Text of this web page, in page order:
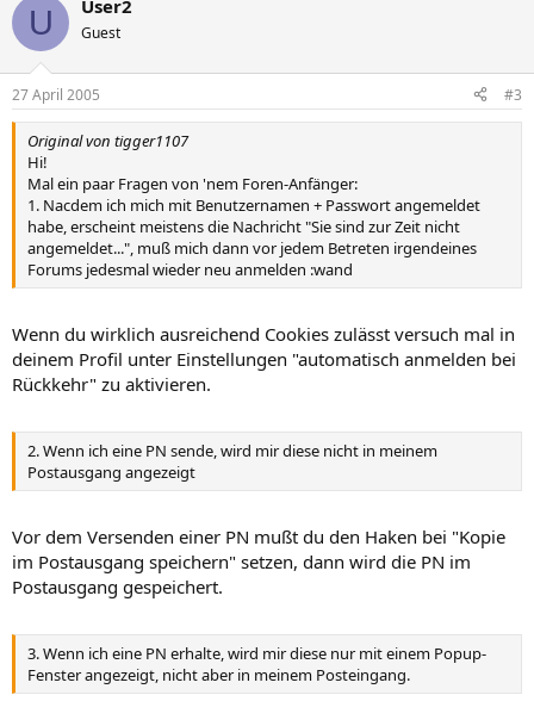
U User2
Guest
27 April 2005 #3
Original von tigger1107
Hi!
Mal ein paar Fragen von 'nem Foren-Anfänger:
1. Nacdem ich mich mit Benutzernamen + Passwort angemeldet
habe, erscheint meistens die Nachricht "Sie sind zur Zeit nicht
angemeldet...", muß mich dann vor jedem Betreten irgendeines
Forums jedesmal wieder neu anmelden :wand
Wenn du wirklich ausreichend Cookies zulässt versuch mal in
deinem Profil unter Einstellungen "automatisch anmelden bei
Rückkehr" zu aktivieren.
2. Wenn ich eine PN sende, wird mir diese nicht in meinem
Postausgang angezeigt
Vor dem Versenden einer PN mußt du den Haken bei "Kopie
im Postausgang speichern" setzen, dann wird die PN im
Postausgang gespeichert.
3. Wenn ich eine PN erhalte, wird mir diese nur mit einem Popup-
Fenster angezeigt, nicht aber in meinem Posteingang.